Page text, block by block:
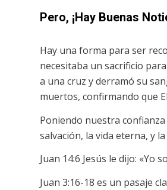
Pero, ¡Hay Buenas
Hay una forma para ser
necesitaba un sacrificio
a una cruz y derramó su
muertos, confirmando que
Poniendo nuestra
salvación, la vida eterna, y
Juan 14:6 Jesús le dijo: «Yo
Juan 3:16-18 es un pasaje